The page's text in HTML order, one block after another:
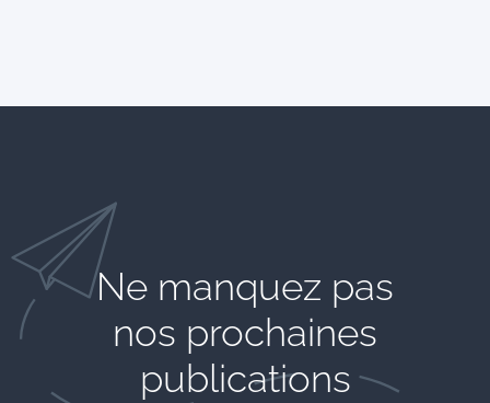
Ne manquez pas
nos prochaines
publications